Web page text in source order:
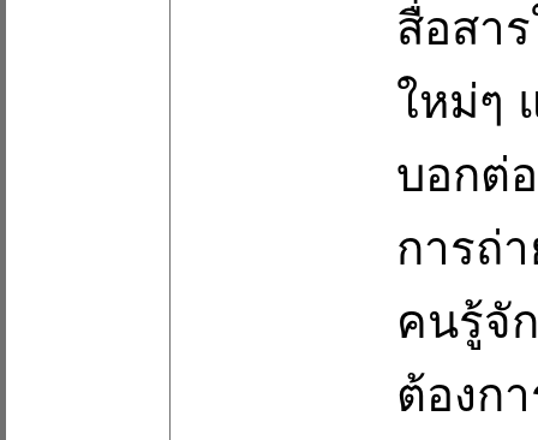
สื่อสา
ใหม่ๆ
บอกต่
การถ่
คนรู้จั
ต้องก